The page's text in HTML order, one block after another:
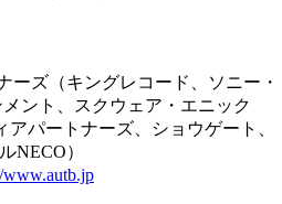
ーズ（キングレコード、ソニー・
ント、スクウェア・エニック
パートナーズ、ショウゲート、
NECO）
www.autb.jp